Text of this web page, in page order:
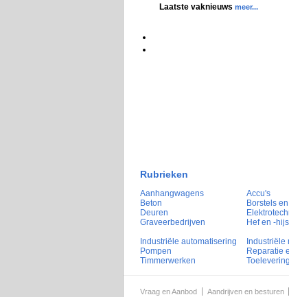
Laatste vaknieuws meer...
Rubrieken
Aanhangwagens Accu's
Beton
Borstels
Deuren
Graveerbedrijven
Hef en -
Industriële automatisering
Industriële
Pompen
Reparatie
Timmerwerken
Vraag en Aanbod Aandrijven en besturen